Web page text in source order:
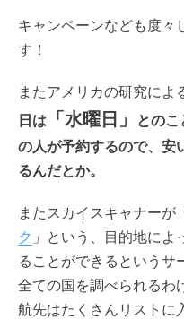
キャンペーンなども度々
す！
またアメリカの研究によ
日は
「水曜日」
とのこ
の人が予約するので、安
るんだとか。
またスカイスキャナーが「
ク 」という、目的地に
ることができるというサ
全ての国を調べられるわ
航先はたくさんリストに